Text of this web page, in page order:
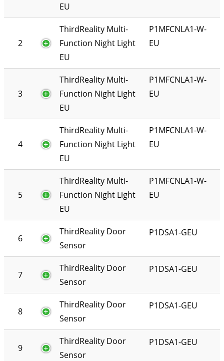
EU
2
ThirdReality Multi-
Function Night Light
EU
P1MFCNLA1-W-
EU
3
ThirdReality Multi-
Function Night Light
EU
P1MFCNLA1-W-
EU
4
ThirdReality Multi-
Function Night Light
EU
P1MFCNLA1-W-
EU
5
ThirdReality Multi-
Function Night Light
EU
P1MFCNLA1-W-
EU
6
ThirdReality Door
Sensor
P1DSA1-GEU
7
ThirdReality Door
Sensor
P1DSA1-GEU
8
ThirdReality Door
Sensor
P1DSA1-GEU
9
ThirdReality Door
Sensor
P1DSA1-GEU